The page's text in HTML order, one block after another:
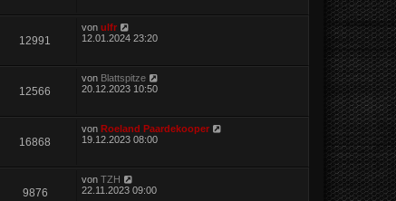
12991
von ulfr
12.01.2024 23:20
12566
von Blattspitze
20.12.2023 10:50
16868
von Roeland Paardekooper
19.12.2023 08:00
9876
von TZH
22.11.2023 09:00